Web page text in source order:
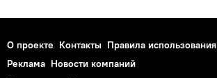
О проекте Контакты Правила использования
Реклама Новости компаний